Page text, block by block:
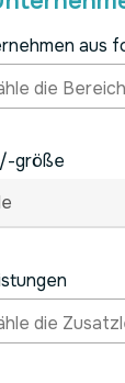
aus
größe